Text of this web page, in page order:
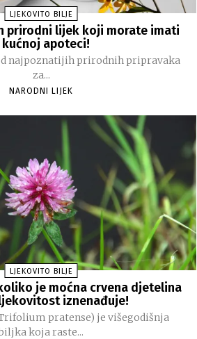
LJEKOVITO BILJE
prirodni lijek koji morate imati
kućnoj apoteci!
najpoznatijih prirodnih pripravaka
za...
NARODNI LIJEK
LJEKOVITO BILJE
je moćna crvena djetelina
iznenađuje!
pratense) je višegodišnja
koja raste...